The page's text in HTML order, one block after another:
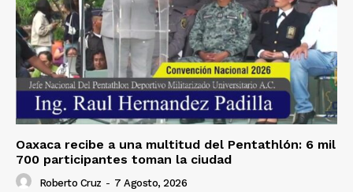
Oaxaca recibe a una multitud del Pentathlón: 6 mil
700 participantes toman la ciudad
Roberto Cruz - 7 Agosto, 2026